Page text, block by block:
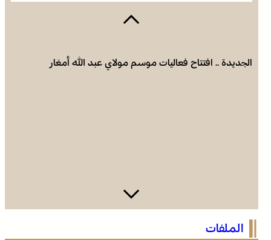
الجديدة .. افتتاح فعاليات موسم مولاي عبد الله أمغار
وادي زم .. مبادرة تطوعية لشباب المدينة تعيد الاعتبار لمقبرة
الشهداء بعد الحريق
الملفات